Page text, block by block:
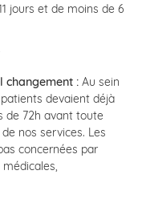
jours et de moins de 6
changement : Au sein
devaient déjà
de 72h avant toute
nos services. Les
concernées par